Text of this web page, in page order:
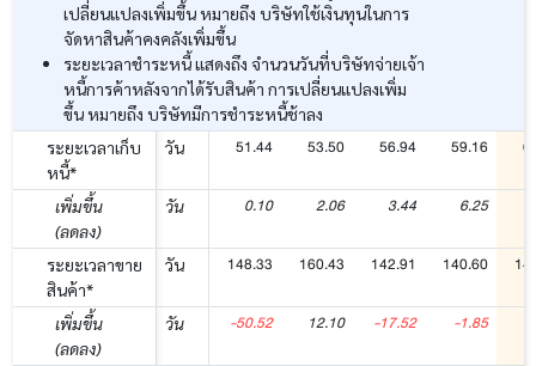
เปลี่ยนแปลงเพิ่มขึ้น หมายถึง บริษัทใช้เงินทุนในการ
จัดหาสินค้าคงคลังเพิ่มขึ้น
ระยะเวลาชำระหนี้ แสดงถึง จำนวนวันที่บริษัทจ่ายเจ้า
หนี้การค้าหลังจากได้รับสินค้า การเปลี่ยนแปลงเพิ่ม
ขึ้น หมายถึง บริษัทมีการชำระหนี้ช้าลง
ระยะเวลาเก็บ
หนี้*
วัน 51.44 53.50 56.94 59.16
เพิ่มขึ้น
(ลดลง)
วัน 0.10 2.06 3.44 6.25
ระยะเวลาขาย
สินค้า*
วัน 148.33 160.43 142.91 140.60
เพิ่มขึ้น
(ลดลง)
วัน -50.52 12.10 -17.52 -1.85